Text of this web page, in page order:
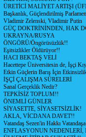
ÜRETİCİ MALİYET ARTIŞI
Başkanlık, Güçlendirilmiş
Vladimir Zelenski, Vladimir Putin
GÜÇ DOKTRİNİNDEN, HAK
UKRAYNA/RUSYA
ÖNGÖRÜ/Öngörüsüzlük!!
Eşitsizlikler Öldürüyor!!
HACI BEKTAŞ VELİ
Hacettepe Üniversitesin de, İşçi
Etkin Güçlerin Barış İçin
İŞÇİ ÇALIŞMA SÜRELERİ
Sanal Gerçeklik Nedir?
TEPKİSİZ TOPLUM!!
ÖNEMLİ GÜNLER
SİYASETTE, SİYASETSİZLİK!
AKLA, VİCDANA DAVET!!
Vatandaş Sezen'in Hakkı
ENFLASYONUN NEDENLERİ,